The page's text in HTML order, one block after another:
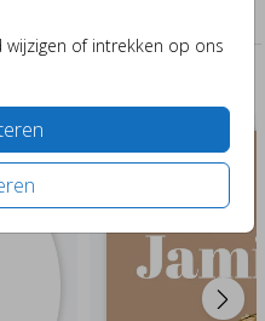
of intrekken op ons